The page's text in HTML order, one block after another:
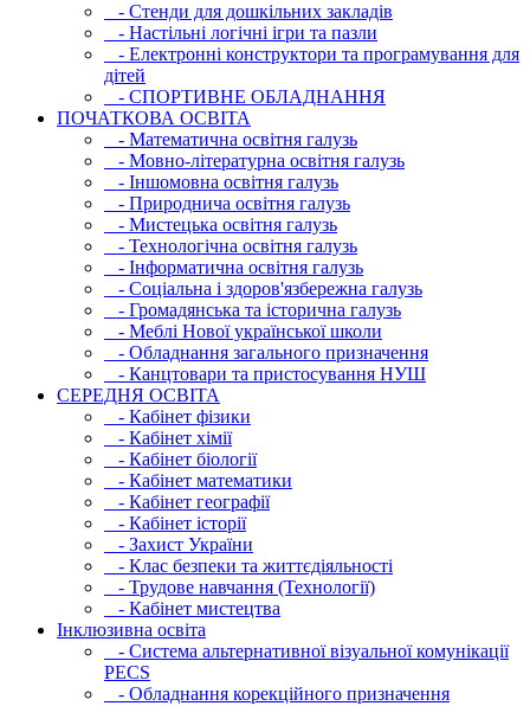
- Стенди для дошкільних закладів
- Настільні логічні ігри та пазли
- Електронні конструктори та програмування для
дітей
- СПОРТИВНЕ ОБЛАДНАННЯ
ПОЧАТКОВА ОСВIТА
- Математична освітня галузь
- Мовно-літературна освітня галузь
- Iншомовна освітня галузь
- Природнича освітня галузь
- Мистецька освітня галузь
- Технологічна освітня галузь
- Інфopматична освітня галузь
- Соціальна і здоров'язбережна галузь
- Громадянська та історична галузь
- Меблі Нової української школи
- Обладнання загального призначення
- Канцтовари та пристосування НУШ
СЕРЕДНЯ ОСВIТА
- Кабінет фізики
- Кабінет хімії
- Кабінет біології
- Кабінет математики
- Кабінет географії
- Кабінет історії
- Захист України
- Клас безпеки та життєдіяльності
- Трудове навчання (Технології)
- Кабінет мистецтва
Інклюзивна освіта
- Система альтернативної візуальної комунікації
PECS
- Обладнання корекційного призначення